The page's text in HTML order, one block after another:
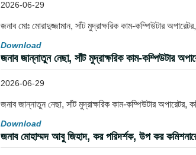
2026-06-29
জনাব মোঃ মোরাদুজ্জামান, সাঁট মুদ্রাক্ষরিক কাম-কম্পিউটার
Download
জনাব জান্নাতুন নেছা, সাঁট মুদ্রাক্ষরিক কাম-কম্পিউটার
2026-06-29
জনাব জান্নাতুন নেছা, সাঁট মুদ্রাক্ষরিক কাম-কম্পিউটার
Download
জনাব মোহাম্মদ আবু জিহাদ, কর পরিদর্শক, উপ কর